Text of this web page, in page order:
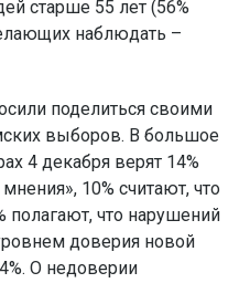
старше 55 лет (56%
наблюдать –
поделиться своими
выборов. В большое
4 декабря верят 14%
10% считают, что
что нарушений
доверия новой
О недоверии